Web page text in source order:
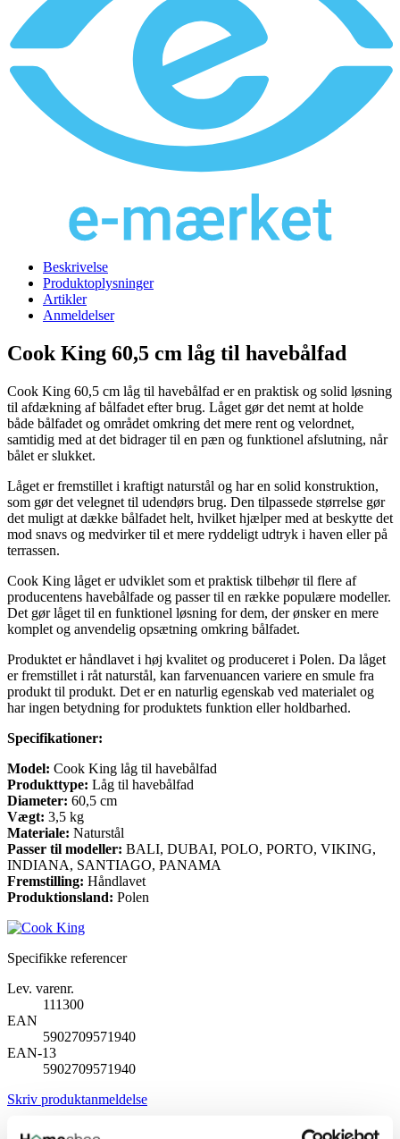
Beskrivelse
Produktoplysninger
Artikler
Anmeldelser
Cook King 60,5 cm låg til havebålfad
Cook King 60,5 cm låg til havebålfad er en praktisk og solid løsning
til afdækning af bålfadet efter brug. Låget gør det nemt at holde
både bålfadet og området omkring det mere rent og velordnet,
samtidig med at det bidrager til en pæn og funktionel afslutning, når
bålet er slukket.
Låget er fremstillet i kraftigt naturstål og har en solid konstruktion,
som gør det velegnet til udendørs brug. Den tilpassede størrelse gør
det muligt at dække bålfadet helt, hvilket hjælper med at beskytte det
mod snavs og medvirker til et mere ryddeligt udtryk i haven eller på
terrassen.
Cook King låget er udviklet som et praktisk tilbehør til flere af
producentens havebålfade og passer til en række populære modeller.
Det gør låget til en funktionel løsning for dem, der ønsker en mere
komplet og anvendelig opsætning omkring bålfadet.
Produktet er håndlavet i høj kvalitet og produceret i Polen. Da låget
er fremstillet i råt naturstål, kan farvenuancen variere en smule fra
produkt til produkt. Det er en naturlig egenskab ved materialet og
har ingen betydning for produktets funktion eller holdbarhed.
Specifikationer:
Model: Cook King låg til havebålfad
Produkttype: Låg til havebålfad
Diameter: 60,5 cm
Vægt: 3,5 kg
Materiale: Naturstål
Passer til modeller: BALI, DUBAI, POLO, PORTO, VIKING,
INDIANA, SANTIAGO, PANAMA
Fremstilling: Håndlavet
Produktionsland: Polen
Specifikke referencer
Lev. varenr.
111300
EAN
5902709571940
EAN-13
5902709571940
Skriv produktanmeldelse
Ingen kundeanmeldelser for øjeblikket